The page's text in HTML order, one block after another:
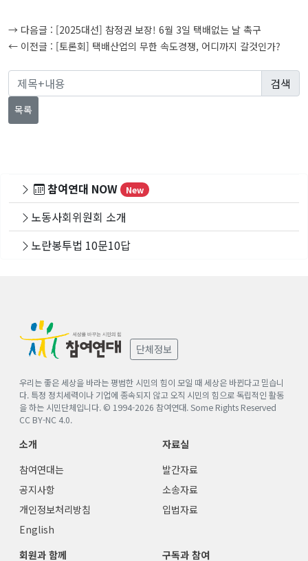
글
탐
색
→ 다음글 : [2025대선] 참정권 보장! 6월 3일 택배없는 날 촉구
← 이전글 : [토론회] 택배산업의 무한 속도경쟁, 어디까지 갈것인가?
목록
참여연대 NOW New
노동사회위원회 소개
노란봉투법 10문10답
단체정보
우리는 좋은 세상을 바라는 평범한 시민의 힘이 모일 때 세상은 바뀐다고 믿습니
다. 특정 정치세력이나 기업에 종속되지 않고 오직 시민의 힘으로 독립적인 활동
을 하는 시민단체입니다. © 1994-2026 참여연대. Some Rights Reserved
CC BY-NC 4.0.
소개
참여연대는
공지사항
개인정보처리방침
English
자료실
발간자료
소송자료
입법자료
회원과 함께 구독과 참여